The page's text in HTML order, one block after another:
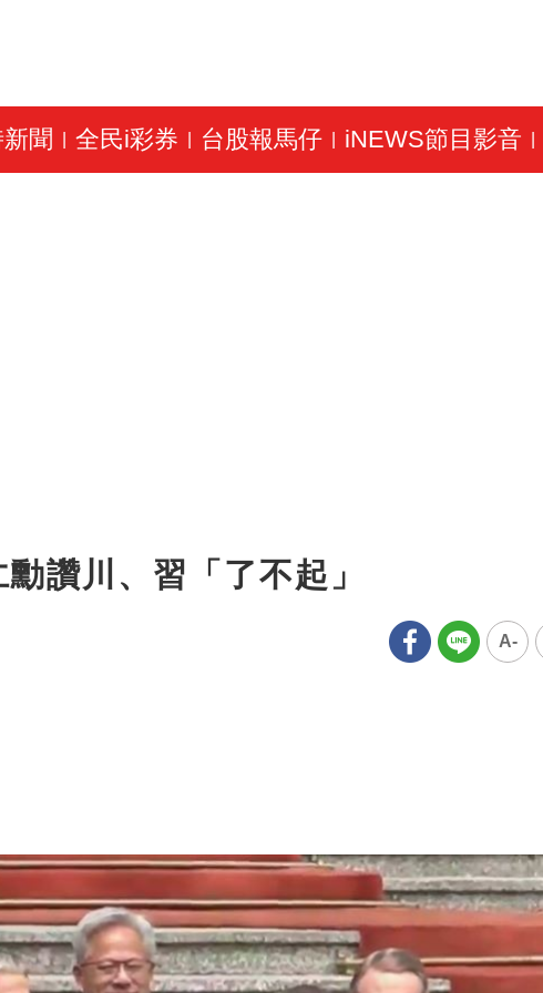
聞 全民i彩券 台股報馬仔| iNEWS節目影音
讚川、習「了不起」
A-